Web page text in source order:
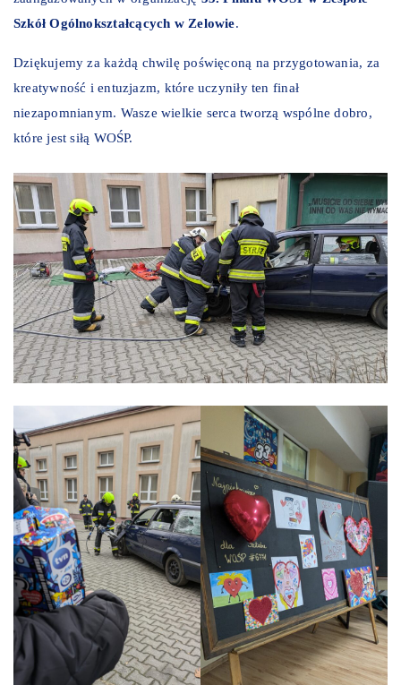
Szkół Ogólnokształcących w Zelowie.
Dziękujemy za każdą chwilę poświęconą na przygotowania, za
kreatywność i entuzjazm, które uczyniły ten finał
niezapomnianym. Wasze wielkie sercatworzą wspólne dobro,
które jest siłą WOŚP.